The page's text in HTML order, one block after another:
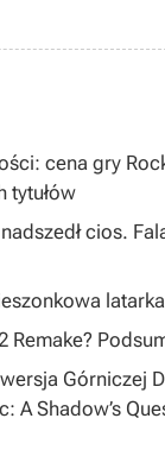
cena gry
tytułów
cios.
Remake?
Górniczej
A Shadow’s